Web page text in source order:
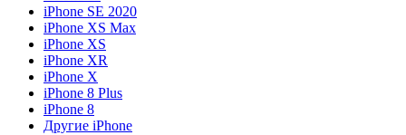
iPhone SE 2020
iPhone XS Max
iPhone XS
iPhone XR
iPhone X
iPhone 8 Plus
iPhone 8
Другие iPhone